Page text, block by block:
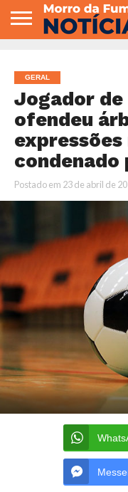
VEREADORES
GERAL
Jogador
ofendeu
Postado em 23 de abril de